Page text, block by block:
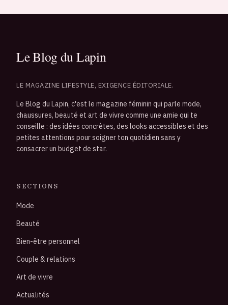
LE MAGAZINE LIFESTYLE, EXIGENCE ÉDITORIALE.
Le Blog du Lapin, c'est le magazine féminin qui parle mode,
chaussures, beauté et art de vivre comme une amie qui te
conseille : des idées concrètes, des looks accessibles et des
petites attentions pour soigner ton quotidien sans y
consacrer un budget de star.
SECTIONS
Mode
Beauté
Bien-être personnel
Couple & relations
Art de vivre
Actualités